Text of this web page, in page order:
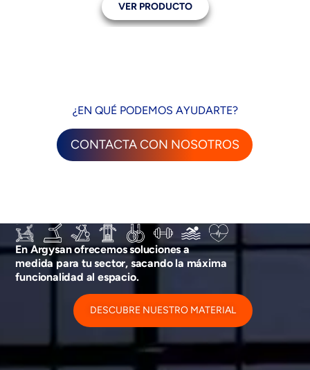
VER PRODUCTO
¿EN QUÉ PODEMOS AYUDARTE?
CONTACTA CON NOSOTROS
En Argysan ofrecemos soluciones a
medida para tu sector, sacando la máxima
funcionalidad al espacio.
DESCUBRE NUESTRO MATERIAL